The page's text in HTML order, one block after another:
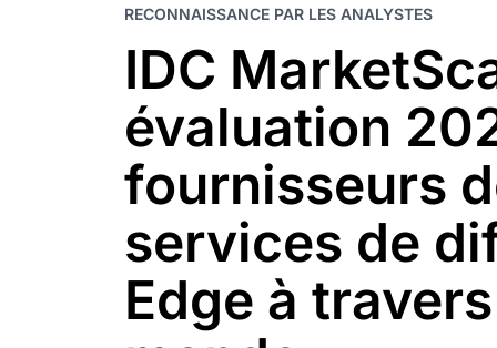
RECONNAISSANCE PAR LES ANALYSTES
IDC
évaluation
fournisseurs
services de
Edge à